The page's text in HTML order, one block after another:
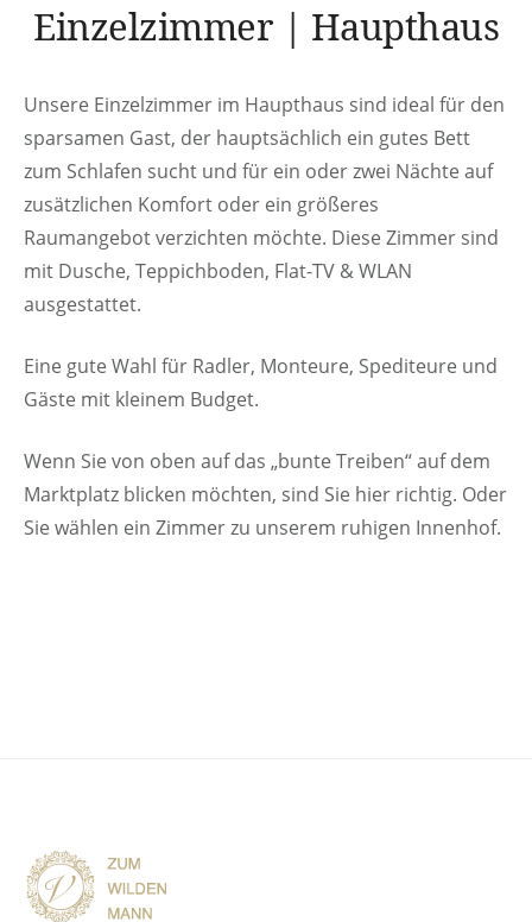
Einzelzimmer | Haupthaus
Unsere Einzelzimmer im Haupthaus sind ideal für den
sparsamen Gast, der hauptsächlich ein gutes Bett
zum Schlafen sucht und für ein oder zwei Nächte auf
zusätzlichen Komfort oder ein größeres
Raumangebot verzichten möchte. Diese Zimmer sind
mit Dusche, Teppichboden, Flat-TV & WLAN
ausgestattet.
Eine gute Wahl für Radler, Monteure, Spediteure und
Gäste mit kleinem Budget.
Wenn Sie von oben auf das „bunte Treiben“ auf dem
Marktplatz blicken möchten, sind Sie hier richtig. Oder
Sie wählen ein Zimmer zu unserem ruhigen Innenhof.